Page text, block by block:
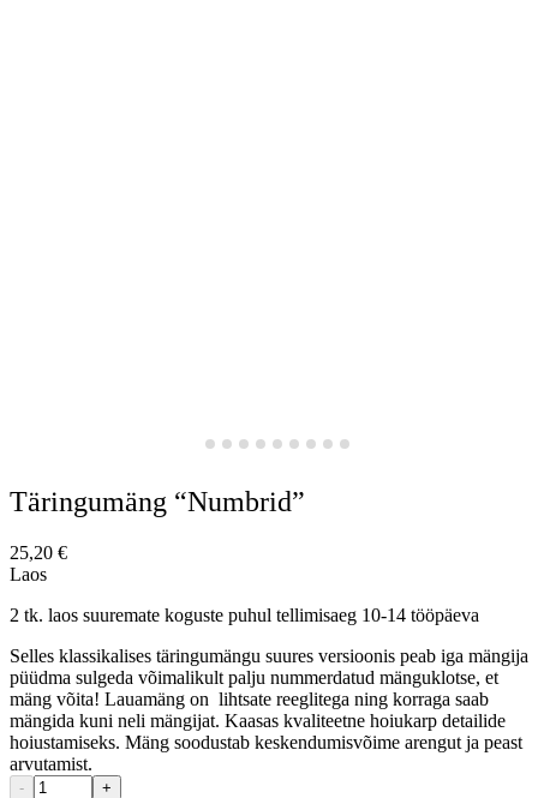
Täringumäng “Numbrid”
25,20 €
Laos
2 tk. laos suuremate koguste puhul tellimisaeg 10-14 tööpäeva
Selles klassikalises täringumängu suures versioonis peab iga mängija
püüdma sulgeda võimalikult palju nummerdatud mänguklotse, et
mäng võita! Lauamäng on lihtsate reeglitega ning korraga saab
mängida kuni neli mängijat. Kaasas kvaliteetne hoiukarp detailide
hoiustamiseks. Mäng soodustab keskendumisvõime arengut ja peast
arvutamist.
- +